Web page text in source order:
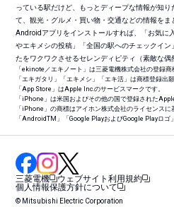
っている駅だけど、もっとディープな情報が知
て、観光・グルメ・買い物・交通などの情報を
Androidアプリをインストールすれば、「お気に
やエキメシの投稿」「全国の駅へのチェックイ
たをワクワクさせるセレンディピティ（素敵な偶
「ekinote／エキノート」は三菱電機株式会社の登録商
「エキガタリ」「エキメシ」「エキ活」は商標登録出願
「App Store」はApple Inc.のサービスマークです。
「iPhone」は米国およびその他の国で登録された
「iPhone」の商標はアイホン株式会社のライセンスに
「AndroidTM 」「Google PlayおよびGoogle Playロゴ
三菱電機
ウェブサイト利用規約
個人情報保護方針について
© Mitsubishi Electric Corporation